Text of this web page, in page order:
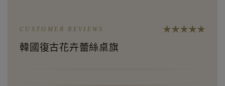
CUSTOMER REVIEWS ★★★★★
韓國復古花卉蕾絲桌旗